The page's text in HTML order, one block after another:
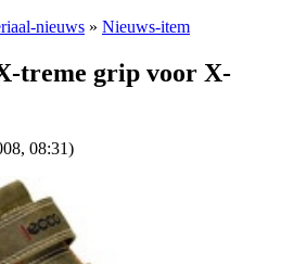
nieuws » Nieuws-item
treme grip voor X-
08:31)